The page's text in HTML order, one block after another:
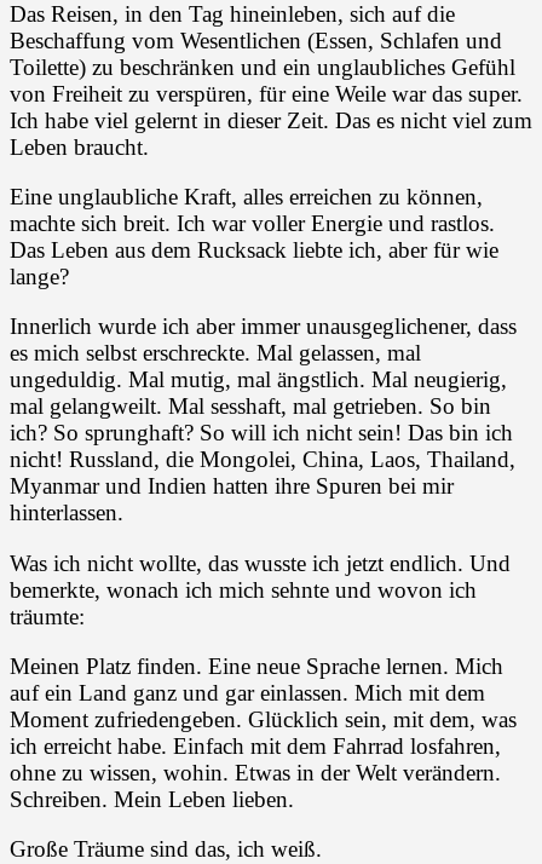
Das Reisen, in den Tag hineinleben, sich auf die
Beschaffung vom Wesentlichen (Essen, Schlafen und
Toilette) zu beschränken und ein unglaubliches Gefühl
von Freiheit zu verspüren, für eine Weile war das super.
Ich habe viel gelernt in dieser Zeit. Das es nicht viel zum
Leben braucht.
Eine unglaubliche Kraft, alles erreichen zu können,
machte sich breit. Ich war voller Energie und rastlos.
Das Leben aus dem Rucksack liebte ich, aber für wie
lange?
Innerlich wurde ich aber immer unausgeglichener, dass
es mich selbst erschreckte. Mal gelassen, mal
ungeduldig. Mal mutig, mal ängstlich. Mal neugierig,
mal gelangweilt. Mal sesshaft, mal getrieben. So bin
ich? So sprunghaft? So will ich nicht sein! Das bin ich
nicht! Russland, die Mongolei, China, Laos, Thailand,
Myanmar und Indien hatten ihre Spuren bei mir
hinterlassen.
Was ich nicht wollte, das wusste ich jetzt endlich. Und
bemerkte, wonach ich mich sehnte und wovon ich
träumte:
Meinen Platz finden. Eine neue Sprache lernen. Mich
auf ein Land ganz und gar einlassen. Mich mit dem
Moment zufriedengeben. Glücklich sein, mit dem, was
ich erreicht habe. Einfach mit dem Fahrrad losfahren,
ohne zu wissen, wohin. Etwas in der Welt verändern.
Schreiben. Mein Leben lieben.
Große Träume sind das, ich weiß.